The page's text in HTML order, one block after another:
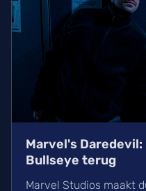
Marvel's
Bullseye terug
Marvel Studios maakt